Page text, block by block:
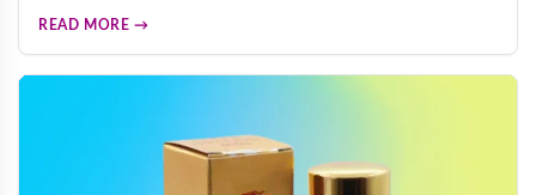
READ MORE →